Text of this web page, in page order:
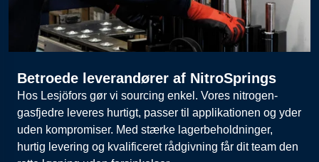
Betroede leverandører af NitroSprings
Hos Lesjöfors gør vi sourcing enkel. Vores nitrogen-
gasfjedre leveres hurtigt, passer til applikationen og yder
uden kompromiser. Med stærke lagerbeholdninger,
hurtig levering og kvalificeret rådgivning får dit team den